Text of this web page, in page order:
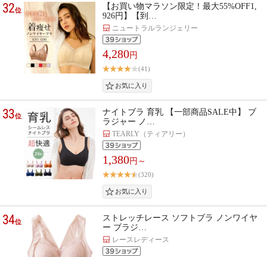
32位
【お買い物マラソン限定！最大55%OFF1,
926円】【到…
ニュートラルランジェリー
4,280円
(41)
33位
ナイトブラ 育乳 【一部商品SALE中】 ブ
ラジャー ノ…
TEARLY（ティアリー）
1,380円～
(320)
34位
ストレッチレース ソフトブラ ノンワイヤ
ー ブラジ…
レースレディース